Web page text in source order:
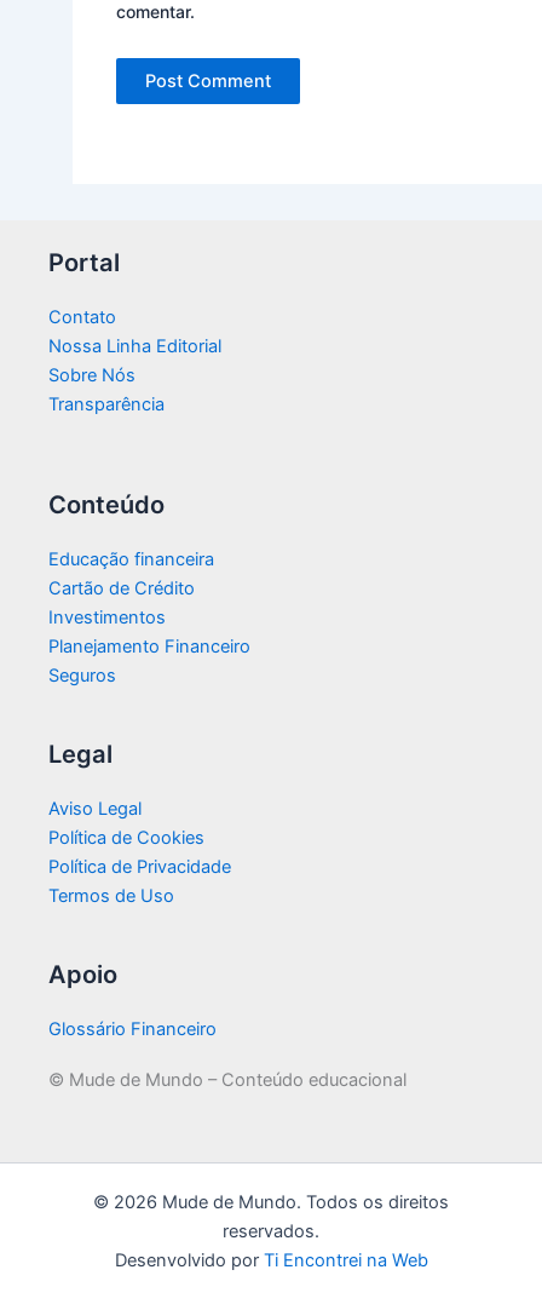
comentar.
Portal
Contato
Nossa Linha Editorial
Sobre Nós
Transparência​
Conteúdo
Educação financeira
Cartão de Crédito
Investimentos
Planejamento Financeiro
Seguros
Legal
Aviso Legal
Política de Cookies
Política de Privacidade
Termos de Uso
Apoio
Glossário Financeiro
© Mude de Mundo – Conteúdo educacional
© 2026 Mude de Mundo. Todos os direitos
reservados.
Desenvolvido por Ti Encontrei na Web